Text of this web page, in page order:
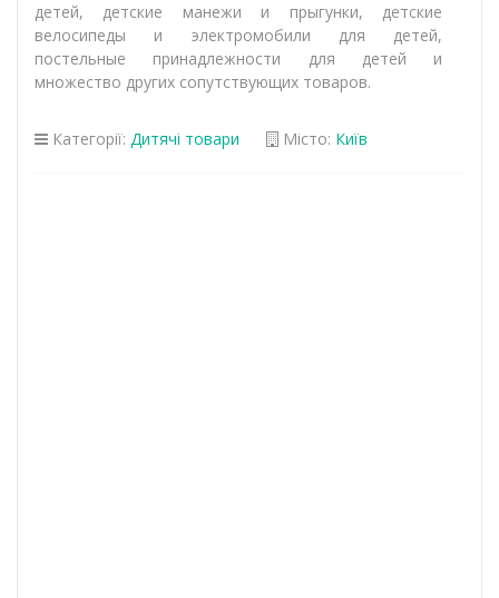
детей, детские манежи и прыгунки, детские
велосипеды и электромобили для детей,
постельные принадлежности для детей и
множество других сопутствующих товаров.
Категорії: Дитячі товари Місто: Київ